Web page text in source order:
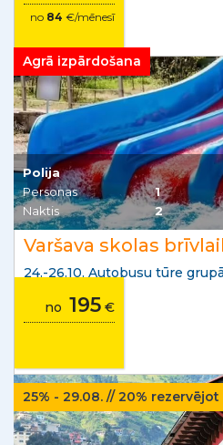
no 84 €/mēnesī
Agrā izpārdošana
Polija
Personas
1
Naktis
2
Varšava skolas
24.-26.10. Autobusu tūre grupā
no 195 €
25% - 29.08. // 20% rezervējot